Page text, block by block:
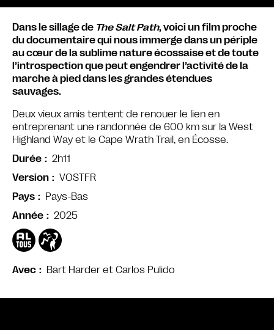
Avec Bart Harder et Carlos Pulido
Dans le sillage de The Salt Path, voici un film proche
du documentaire qui nous immerge dans un périple
au cœur de la sublime nature écossaise et de toute
l’introspection que peut engendrer l’activité de la
marche à pied dans les grandes étendues
sauvages.
Deux vieux amis tentent de renouer le lien en
entreprenant une randonnée de 600 km sur la West
Highland Way et le Cape Wrath Trail, en Écosse.
Durée
2h11
Version
VOSTFR
Pays
Pays-Bas
Année
2025